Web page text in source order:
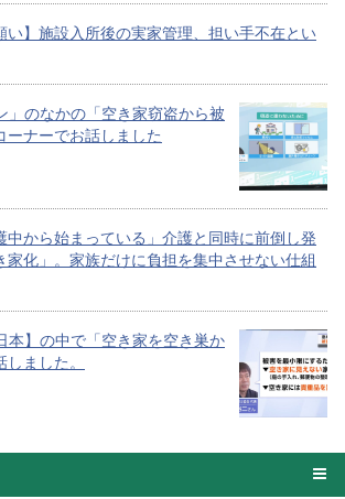
い】施設入所後の実家管理、担い手不在とい
」のなかの「空き家窃盗から被
ーナーでお話しました
中から始まっている」介護と同時に前倒し発
家化」。家族だけに負担を集中させない仕組
】の中で「空き家を空き巣か
ました。